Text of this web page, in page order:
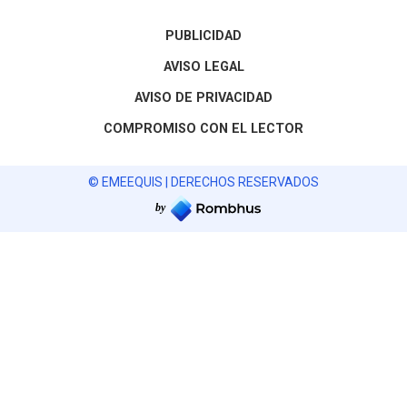
PUBLICIDAD
AVISO LEGAL
AVISO DE PRIVACIDAD
COMPROMISO CON EL LECTOR
© EMEEQUIS | DERECHOS RESERVADOS
by